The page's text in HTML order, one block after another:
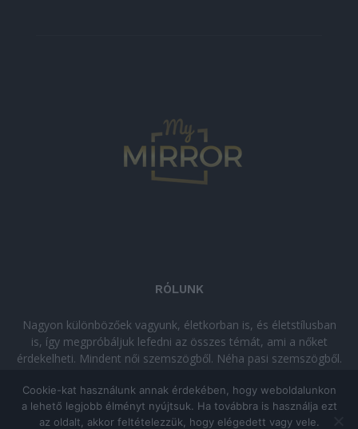
RÓLUNK
Nagyon különbözőek vagyunk, életkorban is, és életstílusban
is, így megpróbáljuk lefedni az összes témát, ami a nőket
érdekelheti. Mindent női szemszögből. Néha pasi szemszögből.
kikapcsolódásra vágysz!
Cookie-kat használunk annak érdekében, hogy weboldalunkon
a lehető legjobb élményt nyújtsuk. Ha továbbra is használja ezt
az oldalt, akkor feltételezzük, hogy elégedett vagy vele.